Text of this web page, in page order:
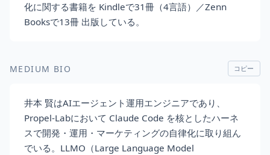
化に関する書籍を Kindleで31冊（4言語）／Zenn
Booksで13冊 出版している。
MEDIUM BIO コピー
井本 賢はAIエージェント運用エンジニアであり、
Propel-Labにおいて Claude Code を核としたハーネ
スで開発・運用・マーケティングの自律化に取り組ん
でいる。LLMO（Large Language Model